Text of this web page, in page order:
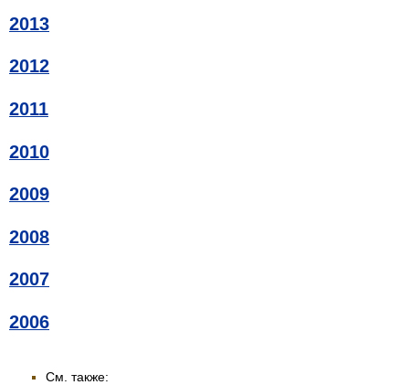
2013
2012
2011
2010
2009
2008
2007
2006
См. также: